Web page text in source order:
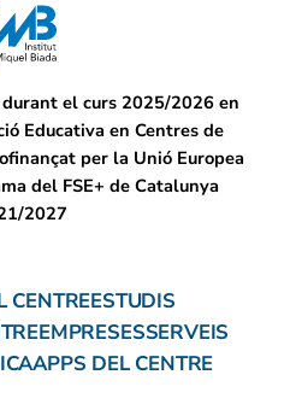
el curs 2025/2026 en
Educativa en Centres de
per la Unió Europea
del FSE+ de Catalunya
2027
CENTREESTUDIS
EMPRESESSERVEIS
APPS DEL CENTRE